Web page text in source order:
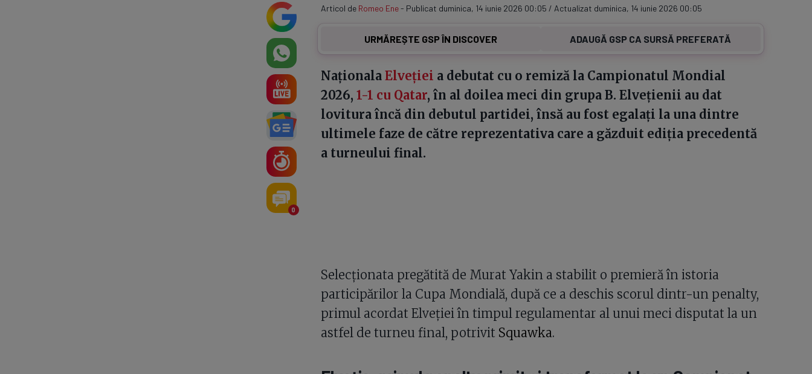
0
Articol de Romeo Ene- Publicat duminica, 14 iunie 2026 00:05 / Actualizat duminica, 14 iunie 2026 00:05
URMĂREȘTE GSP ÎN DISCOVER ADAUGĂ GSP CA SURSĂ PREFERATĂ
Naționala Elveției a debutat cu o remiză la Campionatul Mondial
2026, 1-1 cu Qatar, în al doilea meci din grupa B. Elvețienii au dat
lovitura încă din debutul partidei, însă au fost egalați la una dintre
ultimele faze de către reprezentativa care a găzduit ediția precedentă
a turneului final.
Selecționata pregătită de Murat Yakin a stabilit o premieră în istoria
participărilor la Cupa Mondială, după ce a deschis scorul dintr-un penalty,
primul acordat Elveției în timpul regulamentar al unui meci disputat la un
astfel de turneu final, potrivit Squawka.